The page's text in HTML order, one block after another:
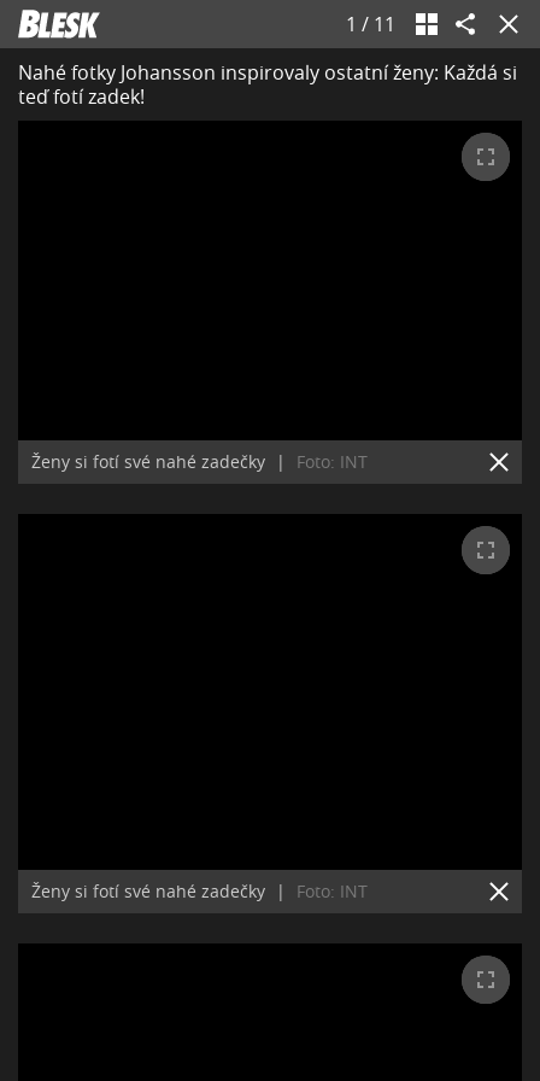
1 / 11
Nahé fotky Johansson inspirovaly ostatní ženy: Každá si
teď fotí zadek!
Ženy si fotí své nahé zadečky | Foto: INT
Ženy si fotí své nahé zadečky | Foto: INT